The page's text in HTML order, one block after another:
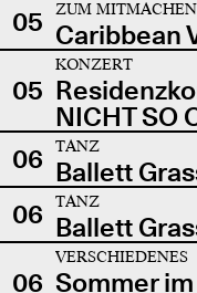
05
ZUM MITMACHEN
Caribbean
05
KONZERT
NICHT SO
06
TANZ
Ballett
06
TANZ
Ballett
06
VERSCHIEDENES
Sommer